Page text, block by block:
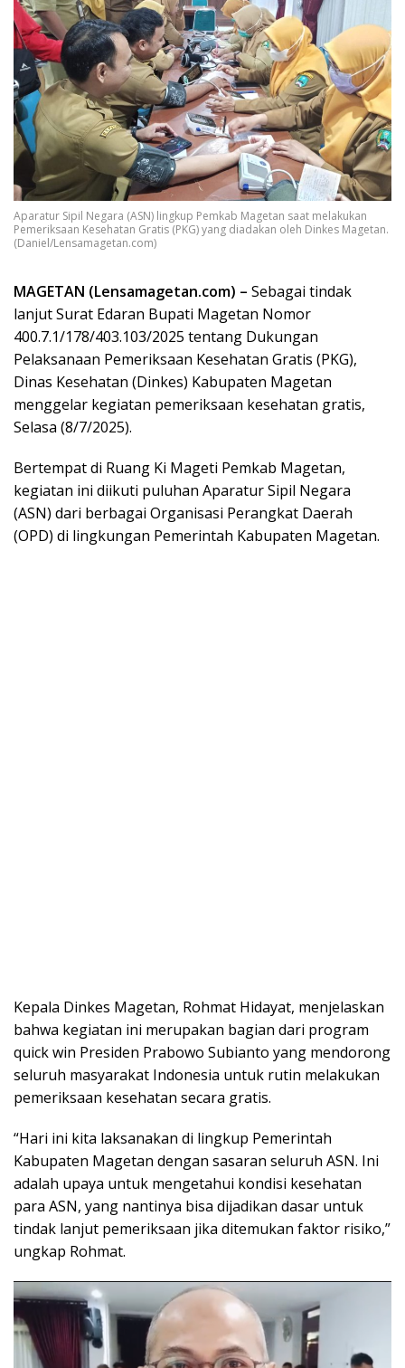
Aparatur Sipil Negara (ASN) lingkup Pemkab Magetan saat melakukan
Pemeriksaan Kesehatan Gratis (PKG) yang diadakan oleh Dinkes Magetan.
(Daniel/Lensamagetan.com)
MAGETAN (Lensamagetan.com) – Sebagai tindak
lanjut Surat Edaran Bupati Magetan Nomor
400.7.1/178/403.103/2025 tentang Dukungan
Pelaksanaan Pemeriksaan Kesehatan Gratis (PKG),
Dinas Kesehatan (Dinkes) Kabupaten Magetan
menggelar kegiatan pemeriksaan kesehatan gratis,
Selasa (8/7/2025).
Bertempat di Ruang Ki Mageti Pemkab Magetan,
kegiatan ini diikuti puluhan Aparatur Sipil Negara
(ASN) dari berbagai Organisasi Perangkat Daerah
(OPD) di lingkungan Pemerintah Kabupaten Magetan.
Kepala Dinkes Magetan, Rohmat Hidayat, menjelaskan
bahwa kegiatan ini merupakan bagian dari program
quick win Presiden Prabowo Subianto yang mendorong
seluruh masyarakat Indonesia untuk rutin melakukan
pemeriksaan kesehatan secara gratis.
“Hari ini kita laksanakan di lingkup Pemerintah
Kabupaten Magetan dengan sasaran seluruh ASN. Ini
adalah upaya untuk mengetahui kondisi kesehatan
para ASN, yang nantinya bisa dijadikan dasar untuk
tindak lanjut pemeriksaan jika ditemukan faktor risiko,”
ungkap Rohmat.